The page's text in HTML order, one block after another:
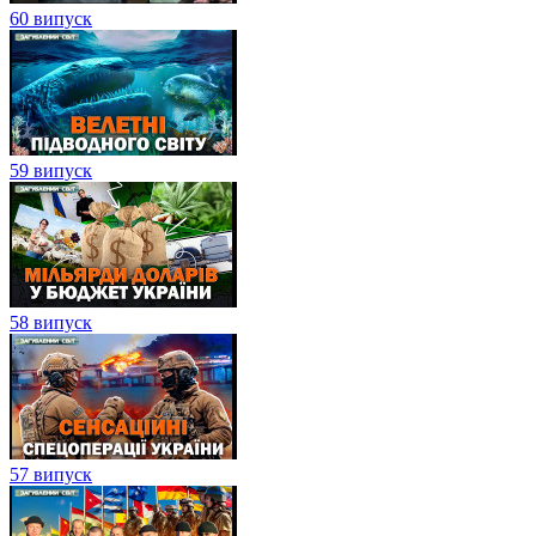
60 випуск
59 випуск
58 випуск
57 випуск